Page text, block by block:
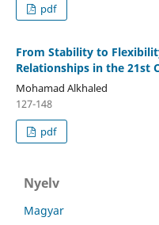
pdf
From Stability to
Relationships in the 21st
Mohamad Alkhaled
127-148
pdf
Nyelv
Magyar